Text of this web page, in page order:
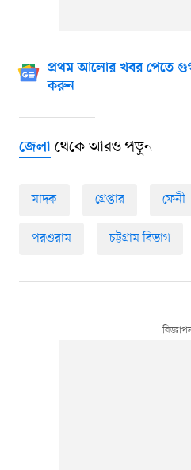
প্রথম আলোর খবর পেতে
করুন
জেলাথেকে আরও পড়ুন
মাদক গ্রেপ্তার ফেনী
পরশুরাম চট্টগ্রাম বিভাগ